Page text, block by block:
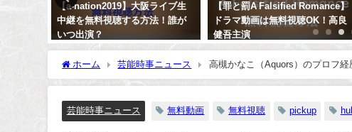
【a-nation2019】大阪ライブ生
中継を無料視聴する方法！誰が
いつ出演？
【罪と罰A Falsified Romance】
ドラマ動画は無料視聴OK！高良
健吾主演
ホーム 芸能時事ニュース 高槻かなこ（Aquors）のプロフ
芸能時事ニュース 無料動画 無料視聴 pickup